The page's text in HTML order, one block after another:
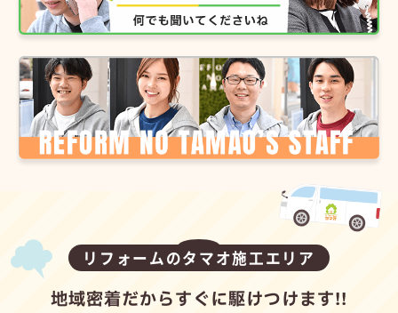
リフォームのタマオ施工エリア
地域密着だからすぐに駆けつけます!!